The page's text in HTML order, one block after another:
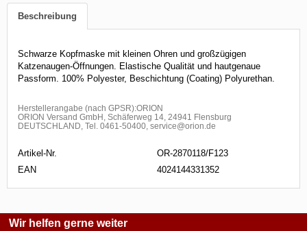
Beschreibung
Schwarze Kopfmaske mit kleinen Ohren und großzügigen
Katzenaugen-Öffnungen. Elastische Qualität und hautgenaue
Passform. 100% Polyester, Beschichtung (Coating) Polyurethan.
Herstellerangabe (nach GPSR):ORION
ORION Versand GmbH, Schäferweg 14, 24941 Flensburg
DEUTSCHLAND, Tel. 0461-50400, service@orion.de
Artikel-Nr.
OR-2870118/F123
EAN
4024144331352
Wir helfen gerne weiter